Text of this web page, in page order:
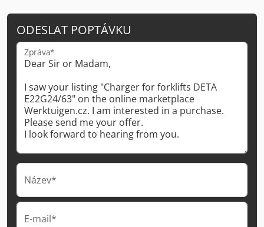
ODESLAT POPTÁVKU
Zpráva*
Název*
E-mail*